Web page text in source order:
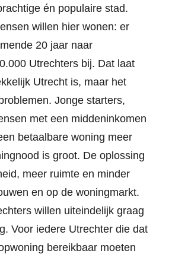
én populaire stad.
willen hier wonen: er
20 jaar naar
Utrechters bij. Dat laat
Utrecht is, maar het
Jonge starters,
met een middeninkomen
betaalbare woning meer
is groot. De oplossing
meer ruimte en minder
en op de woningmarkt.
willen uiteindelijk graag
Voor iedere Utrechter die dat
bereikbaar moeten